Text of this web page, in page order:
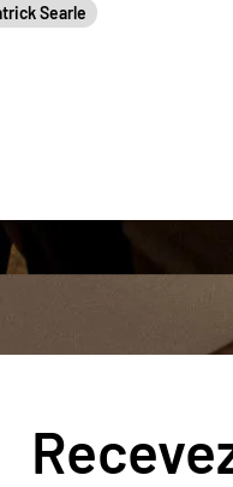
Searle